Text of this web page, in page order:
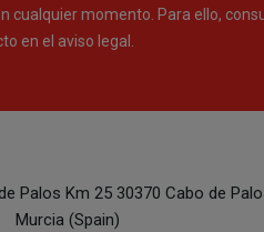
cualquier momento. Para ello,
en el aviso legal.
Palos Km 25 30370 Cabo de
Murcia (Spain)